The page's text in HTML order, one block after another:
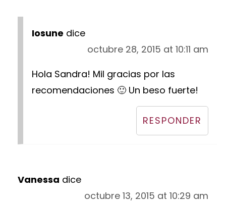
Iosune dice
octubre 28, 2015 at 10:11 am
Hola Sandra! Mil gracias por las
recomendaciones 🙂 Un beso fuerte!
RESPONDER
Vanessa dice
octubre 13, 2015 at 10:29 am